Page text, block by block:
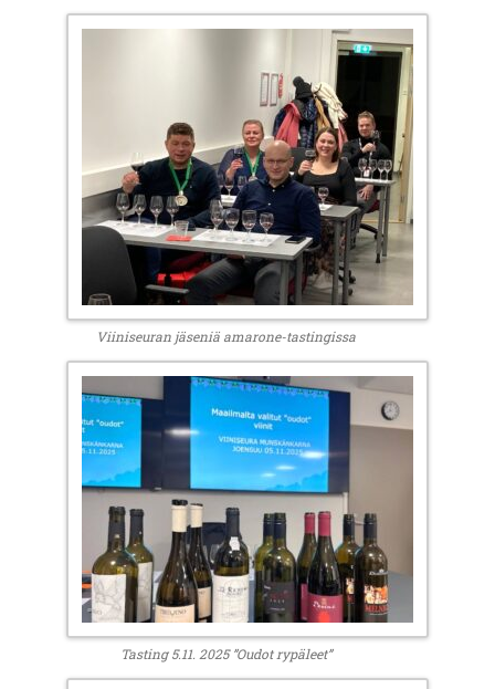
Viiniseuran jäseniä amarone-tastingissa
Tasting 5.11. 2025 ”Oudot rypäleet”